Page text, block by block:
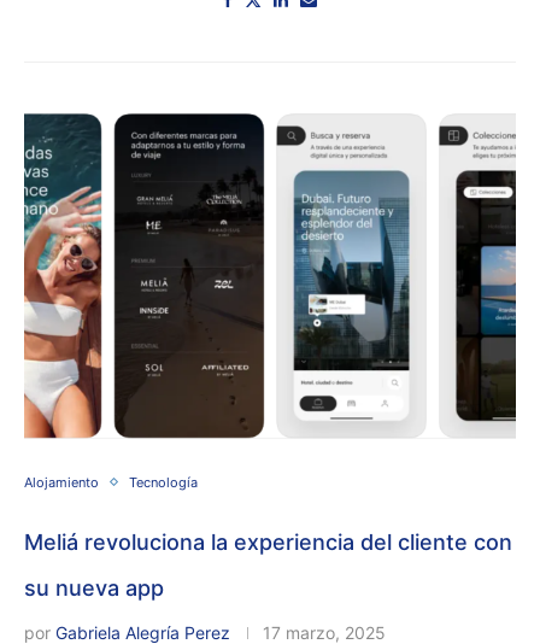
Alojamiento Tecnología
Meliá revoluciona la experiencia del cliente con
su nueva app
por Gabriela Alegría Perez 17 marzo, 2025